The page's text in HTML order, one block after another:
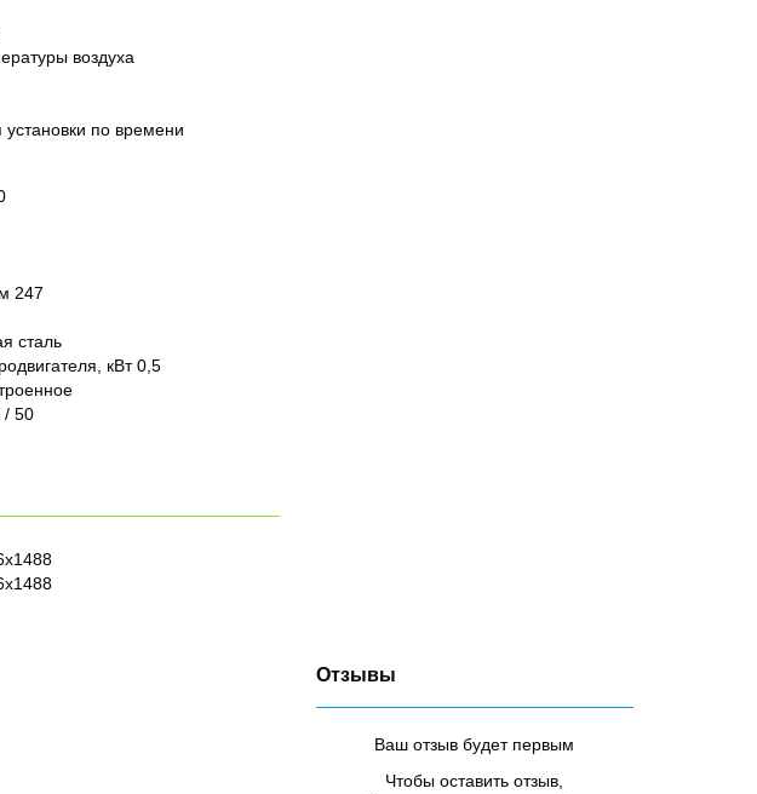
воздуха
по времени
247
сталь
кВт 0,5
/ 50
Отзывы
Ваш отзыв будет первым
Чтобы оставить отзыв,